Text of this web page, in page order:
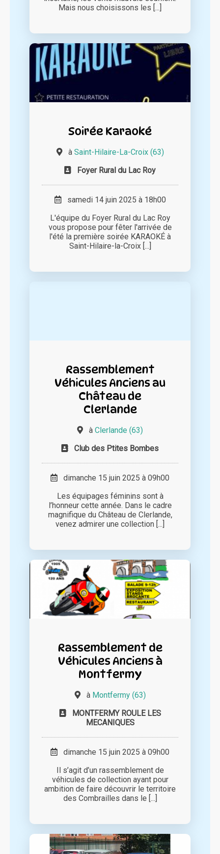
Mais nous choisissons les [...]
Soirée Karaoké
à Saint-Hilaire-La-Croix (63)
Foyer Rural du Lac Roy
samedi 14 juin 2025 à 18h00
L'équipe du Foyer Rural du Lac Roy
vous propose pour fêter l'arrivée de
l'été la première soirée KARAOKÉ à
Saint-Hilaire-la-Croix [...]
Rassemblement
Véhicules Anciens au
Château de
Clerlande
à Clerlande (63)
Club des Ptites Bombes
dimanche 15 juin 2025 à 09h00
Les équipages féminins sont à
l’honneur cette année. Dans le cadre
magnifique du Château de Clerlande,
venez admirer une collection [...]
Rassemblement de
Véhicules Anciens à
Montfermy
à Montfermy (63)
MONTFERMY ROULE LES
MECANIQUES
dimanche 15 juin 2025 à 09h00
Il s’agit d’un rassemblement de
véhicules de collection ayant pour
ambition de faire découvrir le territoire
des Combrailles dans le [...]